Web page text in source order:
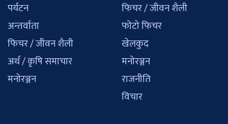
पर्यटन
अन्तर्वाता
फिचर / जीवन शैली
अर्थ / कृषि समाचार
मनोरञ्जन
फिचर / जीवन शैली
फोटो फिचर
खेलकुद
मनोरञ्जन
राजनीति
विचार